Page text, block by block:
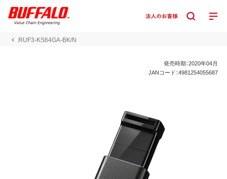
RUF3-KS64GA-BK/N
発売時期：2020年04月
JANコード：4981254055687